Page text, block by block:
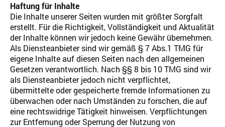
Haftung für Inhalte
Die Inhalte unserer Seiten wurden mit größter Sorgfalt
erstellt. Für die Richtigkeit, Vollständigkeit und Aktualität
der Inhalte können wir jedoch keine Gewähr übernehmen.
Als Diensteanbieter sind wir gemäß § 7 Abs.1 TMG für
eigene Inhalte auf diesen Seiten nach den allgemeinen
Gesetzen verantwortlich. Nach §§ 8 bis 10 TMG sind wir
als Diensteanbieter jedoch nicht verpflichtet,
übermittelte oder gespeicherte fremde Informationen zu
überwachen oder nach Umständen zu forschen, die auf
eine rechtswidrige Tätigkeit hinweisen. Verpflichtungen
zur Entfernung oder Sperrung der Nutzung von